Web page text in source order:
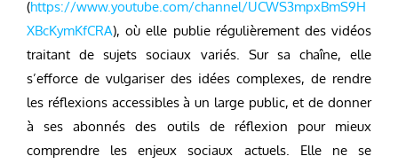
(https://www.youtube.com/channel/UCWS3mpxBmS9H
XBcKymKfCRA), où elle publie régulièrement des vidéos
traitant de sujets sociaux variés. Sur sa chaîne, elle
s’efforce de vulgariser des idées complexes, de rendre
les réflexions accessibles à un large public, et de donner
à ses abonnés des outils de réflexion pour mieux
comprendre les enjeux sociaux actuels. Elle ne se